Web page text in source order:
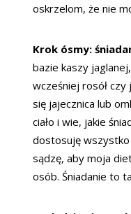
oskrzelom, że nie
Krok ósmy:
bazie kaszy
wcześniej rosół
się jajecznica lub
ciało i wie, jakie
dostosuję wszystko
sądzę, aby moja
osób. Śniadanie to